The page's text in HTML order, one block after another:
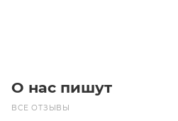
О нас пишут
ВСЕ ОТЗЫВЫ